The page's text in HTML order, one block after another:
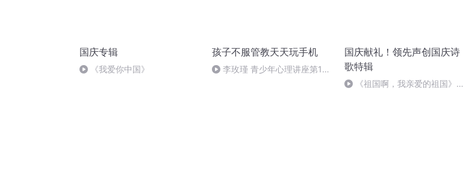
国庆专辑
《我爱你中国》
孩子不服管教天天玩手机
李玫瑾 青少年心理讲座第10
国庆献礼！领先声创国庆诗
歌特辑
《祖国啊，我亲爱的祖国》温